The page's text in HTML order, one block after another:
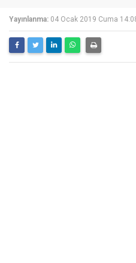
Yayınlanma: 04 Ocak 2019 Cuma